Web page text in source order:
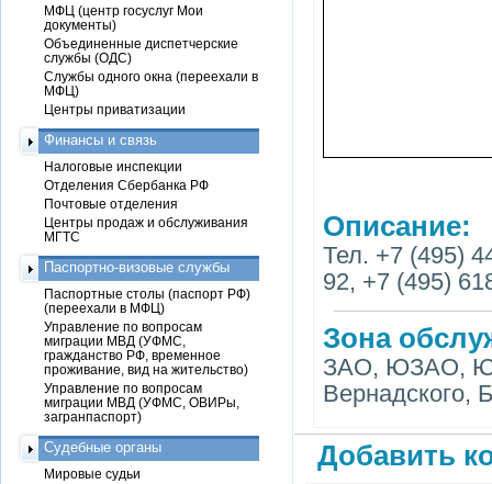
Описание:
Тел. +7 (495)
92, +7 (495)
Зона
ЗАО, ЮЗАО,
Вернадского,
Добавить
МФЦ (центр госуслуг Мои
документы)
Объединенные диспетчерские
службы (ОДС)
Службы одного окна (переехали в
МФЦ)
Центры приватизации
Финансы и связь
Налоговые инспекции
Отделения Сбербанка РФ
Почтовые отделения
Центры продаж и обслуживания
МГТС
Паспортно-визовые службы
Паспортные столы (паспорт РФ)
(переехали в МФЦ)
Управление по вопросам
миграции МВД (УФМС,
гражданство РФ, временное
проживание, вид на жительство)
Управление по вопросам
миграции МВД (УФМС, ОВИРы,
загранпаспорт)
Судебные органы
Мировые судьи